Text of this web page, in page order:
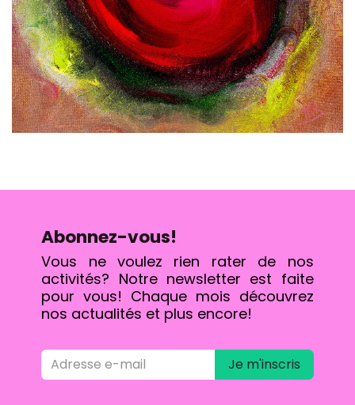
Abonnez-vous!
Vous ne voulez rien rater de nos
activités? Notre newsletter est faite
pour vous! Chaque mois découvrez
nos actualités et plus encore!
Je m'inscris